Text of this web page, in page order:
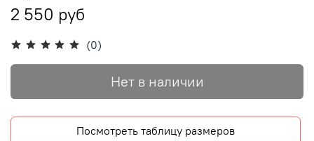
(0)
2 550 руб
Нет в наличии
Посмотреть таблицу размеров